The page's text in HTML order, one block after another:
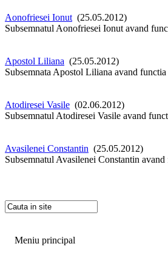
Aonofriesei Ionut (25.05.2012)
Subsemnatul Aonofriesei Ionut avand
Apostol Liliana (25.05.2012)
Subsemnata Apostol Liliana avand
Atodiresei Vasile (02.06.2012)
Subsemnatul Atodiresei Vasile avand
Avasilenei Constantin (25.05.2012)
Subsemnatul Avasilenei Constantin
Meniu principal